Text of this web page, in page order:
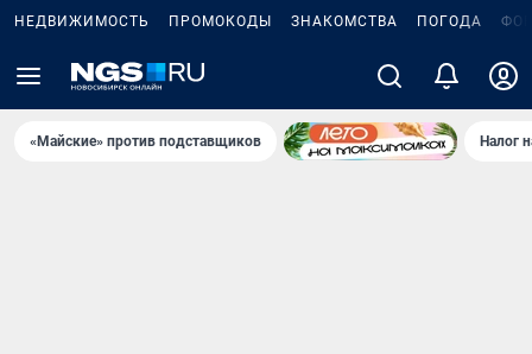
НЕДВИЖИМОСТЬ ПРОМОКОДЫ ЗНАКОМСТВА ПОГОДА
«Майские» против подставщиков Налог